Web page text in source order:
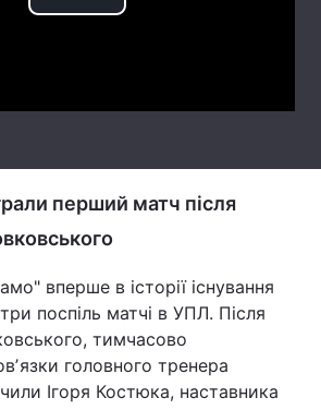
Play
перший матч після
вперше в історії існування
поспіль матчі в УПЛ. Після
тимчасово
головного тренера
Ігоря Костюка, наставника